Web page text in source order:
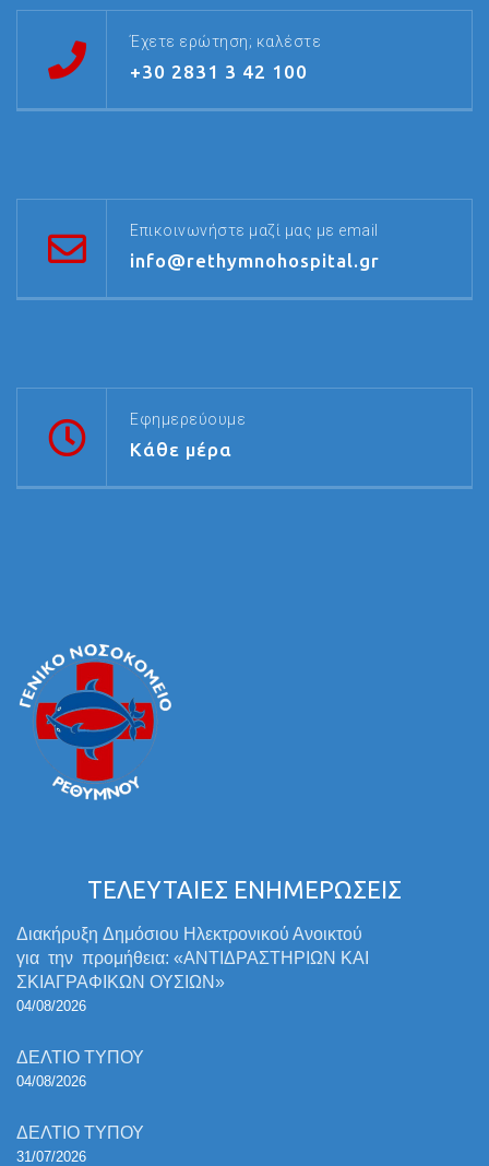
Έχετε ερώτηση; καλέστε
+30 2831 3 42 100
Επικοινωνήστε μαζί μας με email
info@rethymnohospital.gr
Εφημερεύουμε
Κάθε μέρα
ΤΕΛΕΥΤΑΙΕΣ ΕΝΗΜΕΡΩΣΕΙΣ
Διακήρυξη Δημόσιου Ηλεκτρονικού Ανοικτού
για την προμήθεια: «ΑΝΤΙΔΡΑΣΤΗΡΙΩΝ ΚΑΙ
ΣΚΙΑΓΡΑΦΙΚΩΝ ΟΥΣΙΩΝ»
04/08/2026
ΔΕΛΤΙΟ ΤΥΠΟΥ
04/08/2026
ΔΕΛΤΙΟ ΤΥΠΟΥ
31/07/2026